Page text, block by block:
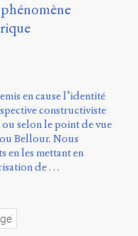
en cause l’identité
constructiviste
selon le point de vue
Bellour. Nous
en les mettant en
de …